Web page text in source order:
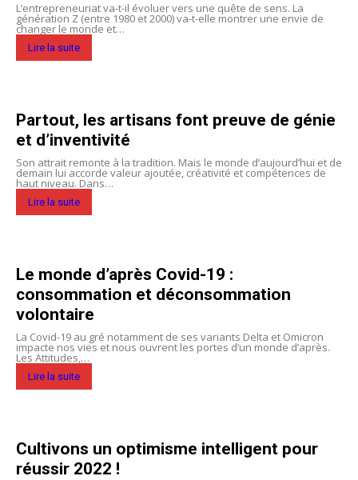
L’entrepreneuriat va-t-il évoluer vers une quête de sens. La
génération Z (entre 1980 et 2000) va-t-elle montrer une envie de
changer le monde et…
Lire la suite
Partout, les artisans font preuve de génie
et d’inventivité
Son attrait remonte à la tradition. Mais le monde d’aujourd’hui et de
demain lui accorde valeur ajoutée, créativité et compétences de
haut niveau. Dans…
Lire la suite
Le monde d’après Covid-19 :
consommation et déconsommation
volontaire
La Covid-19 au gré notamment de ses variants Delta et Omicron
impacte nos vies et nous ouvrent les portes d’un monde d’après.
Les Attitudes,…
Lire la suite
Cultivons un optimisme intelligent pour
réussir 2022 !